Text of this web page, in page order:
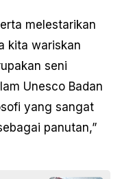
melestarikan
kita wariskan
seni
Unesco Badan
yang sangat
panutan,”